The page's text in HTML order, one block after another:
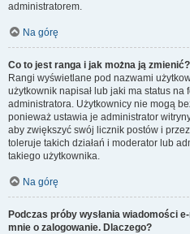
administratorem.
Na górę
Co to jest ranga i jak można ją zmienić?
Rangi wyświetlane pod nazwami
użytkownik napisał lub jaki ma status na
administratora. Użytkownicy nie mogą
ponieważ ustawia je administrator
aby zwiększyć swój licznik postów i
toleruje takich działań i moderator lub
takiego użytkownika.
Na górę
Podczas próby wysłania wiadomości
mnie o zalogowanie. Dlaczego?